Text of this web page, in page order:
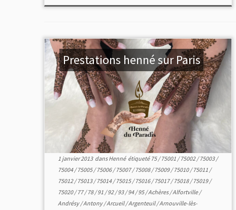
Prestations henné sur Paris
1 janvier 2013dansHenné étiqueté 75/75001 /75002/75003/
75004/75005/75006/75007/75008/75009/75010/75011 /
75012/75013/75014/75015/75016/75017/75018/75019/
75020/77/78/91 /92/93/94/95/Achères/Alfortville/
Andrésy/Antony/Arcueil/Argenteuil/Arnouville-lès-